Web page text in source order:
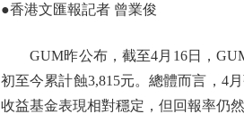
●香港文匯報記者 曾業俊
GUM昨公布，截至4月16日，GUM
初至今累計蝕3,815元。總體而言，4
收益基金表現相對穩定，但回報率仍然